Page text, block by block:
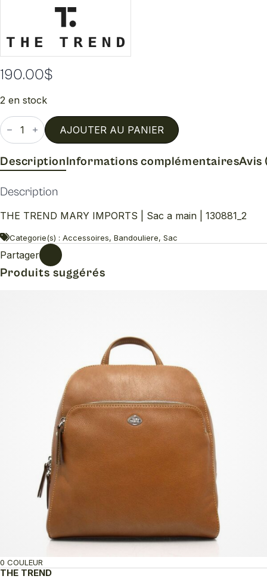
190.00$
2 en stock
quantité
de
Sac
main
AJOUTER AU PANIER
DescriptionInformations complémentairesAvis
Description
THE TREND MARY IMPORTS | Sac a main | 130881_2
Categorie(s) : Accessoires, Bandouliere, Sac
Partager
Produits suggérés
THE TREND
0 COULEUR